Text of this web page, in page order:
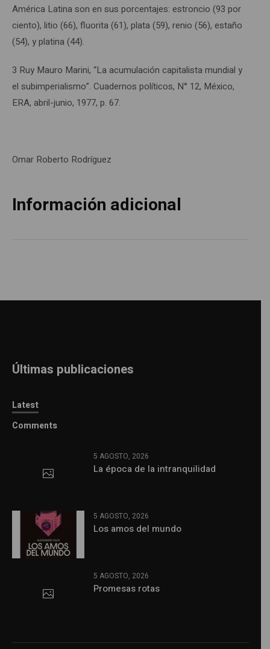
América Latina son en sus porcentajes: estroncio (93 por
ciento), litio (66), fluorita (61), plata (59), renio (56), estaño
(54), y platina (44).
3 Ruy Mauro Marini, “La acumulación capitalista mundial y
el subimperialismo”. Cuadernos políticos, N° 12, México,
ERA, abril-junio, 1977, p. 67.
Omar Roberto Rodríguez
Información adicional
Últimas publicaciones
Latest
Comments
5 AGOSTO, 2026
La época de la intranquilidad
5 AGOSTO, 2026
Los amos del mundo
5 AGOSTO, 2026
Promesas rotas